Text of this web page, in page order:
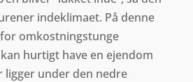
indeklimaet. På denne
omkostningstunge
hurtigt have en ejendom
under den nedre